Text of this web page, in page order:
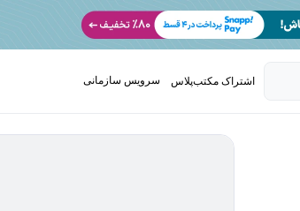
اشتراک مکتب‌پلاس سرویس سازمانی